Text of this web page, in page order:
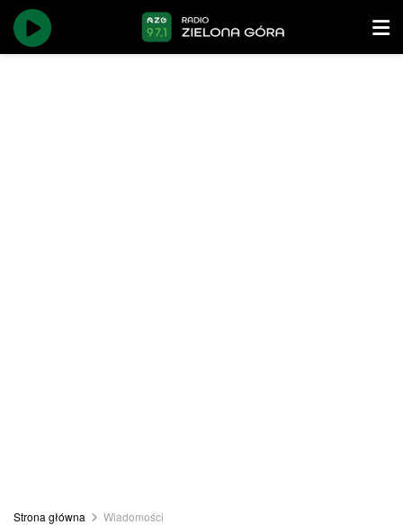
Strona główna Wiadomości